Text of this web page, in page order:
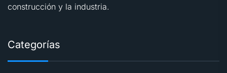
construcción y la industria.
Categorías